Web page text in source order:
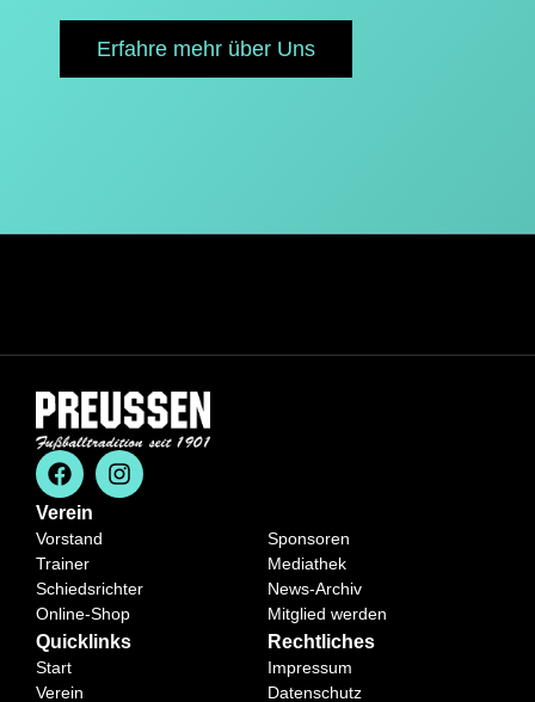
Erfahre mehr über Uns
Quicklinks
Start
Verein
Verein
Vorstand
Trainer
Schiedsrichter
Online-Shop
Sponsoren
Mediathek
News-Archiv
Mitglied werden
Rechtliches
Impressum
Datenschutz